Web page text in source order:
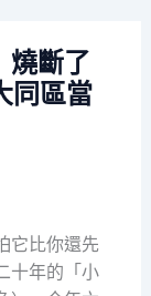
燒斷了
同區當
它比你還先
十年的「小